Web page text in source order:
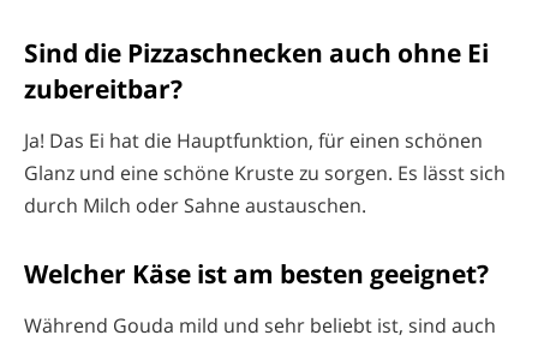
Sind die Pizzaschnecken auch ohne Ei
zubereitbar?
Ja! Das Ei hat die Hauptfunktion, für einen schönen
Glanz und eine schöne Kruste zu sorgen. Es lässt sich
durch Milch oder Sahne austauschen.
Welcher Käse ist am besten geeignet?
Während Gouda mild und sehr beliebt ist, sind auch